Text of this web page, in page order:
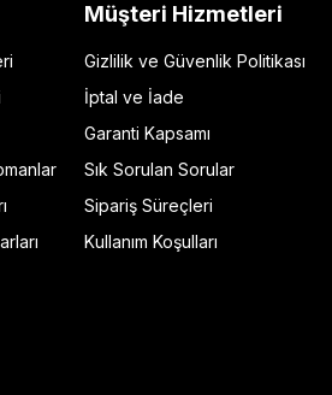
Müşteri Hizmetleri
Gizlilik ve Güvenlik Politikası
İptal ve İade
Garanti Kapsamı
Sık Sorulan Sorular
Sipariş Süreçleri
Kullanım Koşulları